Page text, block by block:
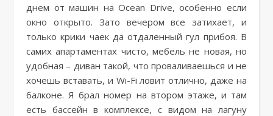
днем от машин на Ocean Drive, особенно если
окно открыто. Зато вечером все затихает, и
только крики чаек да отдаленный гул прибоя. В
самих апартаментах чисто, мебель не новая, но
удобная – диван такой, что проваливаешься и не
хочешь вставать, и Wi-Fi ловит отлично, даже на
балконе. Я брал номер на втором этаже, и там
есть бассейн в комплексе, с видом на лагуну